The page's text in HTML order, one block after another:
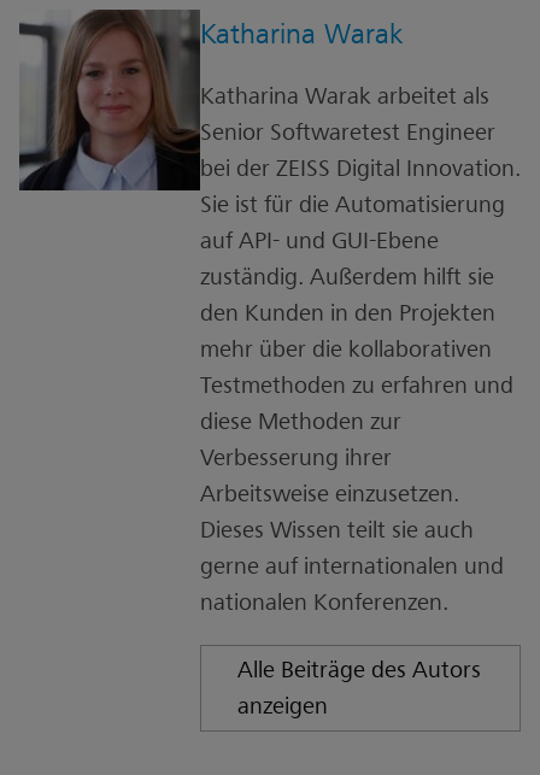
Katharina Warak
Katharina Warak arbeitet als
Senior Softwaretest Engineer
bei der ZEISS Digital Innovation.
Sie ist für die Automatisierung
auf API- und GUI-Ebene
zuständig. Außerdem hilft sie
den Kunden in den Projekten
mehr über die kollaborativen
Testmethoden zu erfahren und
diese Methoden zur
Verbesserung ihrer
Arbeitsweise einzusetzen.
Dieses Wissen teilt sie auch
gerne auf internationalen und
nationalen Konferenzen.
Alle Beiträge des Autors
anzeigen